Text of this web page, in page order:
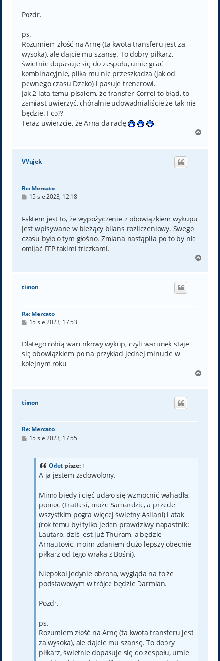
Pozdr.
ps.
Rozumiem złość na Arnę (ta kwota transferu jest za
wysoka), ale dajcie mu szansę. To dobry piłkarz,
świetnie dopasuje się do zespołu, umie grać
kombinacyjnie, piłka mu nie przeszkadza (jak od
pewnego czasu Dzeko) i pasuje trenerowi.
Jak 2 lata temu pisałem, że transfer Correi to błąd, to
zamiast uwierzyć, chóralnie udowadnialiście że tak nie
będzie. I co??
Teraz uwierzcie, że Arna da radę
g
VVujek
Re: Mercato
P
t
15 sie 2023, 12:18
Faktem jest to, że wypożyczenie z obowiązkiem wykupu
jest wpisywane w bieżący bilans rozliczeniowy. Swego
czasu było o tym głośno. Zmiana nastąpiła po to by nie
omijać FFP takimi triczkami.
g
timon
Re: Mercato
P
t
15 sie 2023, 17:53
Dlatego robią warunkowy wykup, czyli warunek staje
się obowiązkiem po na przykład jednej minucie w
kolejnym roku
g
timon
Re: Mercato
P15 sie 2023, 17:55
Odet pisze: ↑
A ja jestem zadowolony.
Mimo biedy i cięć udało się wzmocnić wahadła,
pomoc (Frattesi, może Samardzic, a przede
wszystkim pogra więcej świetny Asllani) i atak
(rok temu był tylko jeden prawdziwy napastnik:
Lautaro, dziś jest już Thuram, a będzie
Arnautovic, moim zdaniem dużo lepszy obecnie
piłkarz od tego wraka z Bośni).
Niepokoi jedynie obrona, wygląda na to że
podstawowym w trójce będzie Darmian.
Pozdr.
ps.
Rozumiem złość na Arnę (ta kwota transferu jest
za wysoka), ale dajcie mu szansę. To dobry
piłkarz, świetnie dopasuje się do zespołu, umie